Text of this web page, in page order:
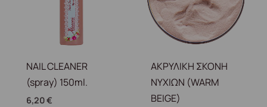
NAIL CLEANER
(spray) 150ml.
6,20€
ΑΚΡΥΛΙΚΗ ΣΚΟΝΗ
ΝΥΧΙΩΝ (WARM
BEIGE)